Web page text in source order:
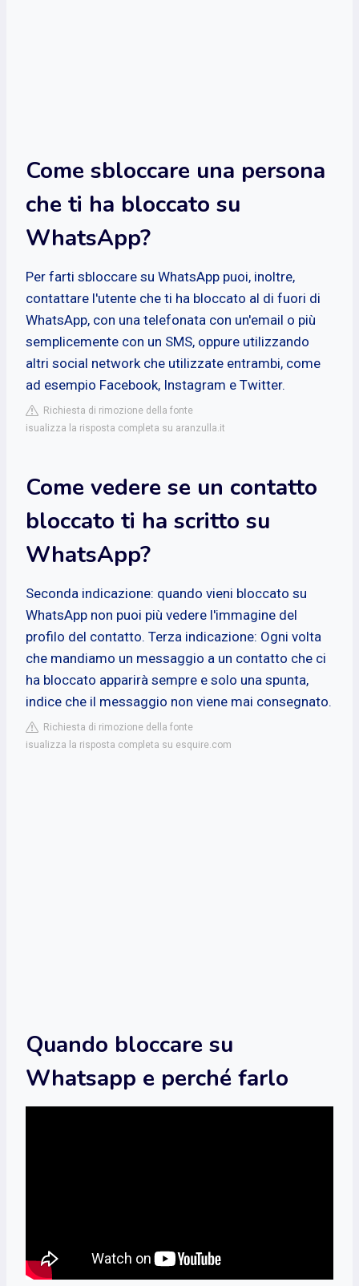
Come sbloccare una persona
che ti ha bloccato su
WhatsApp?
Per farti sbloccare su WhatsApp puoi, inoltre,
contattare l'utente che ti ha bloccato al di fuori di
WhatsApp, con una telefonata con un'email o più
semplicemente con un SMS, oppure utilizzando
altri social network che utilizzate entrambi, come
ad esempio Facebook, Instagram e Twitter.
Richiesta di rimozione della fonte
isualizza la risposta completa su aranzulla.it
Come vedere se un contatto
bloccato ti ha scritto su
WhatsApp?
Seconda indicazione: quando vieni bloccato su
WhatsApp non puoi più vedere l'immagine del
profilo del contatto. Terza indicazione: Ogni volta
che mandiamo un messaggio a un contatto che ci
ha bloccato apparirà sempre e solo una spunta,
indice che il messaggio non viene mai consegnato.
Richiesta di rimozione della fonte
isualizza la risposta completa su esquire.com
Quando bloccare su
Whatsapp e perché farlo